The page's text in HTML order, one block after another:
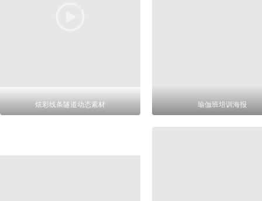
炫彩线条隧道动态素材 瑜伽班培训海报